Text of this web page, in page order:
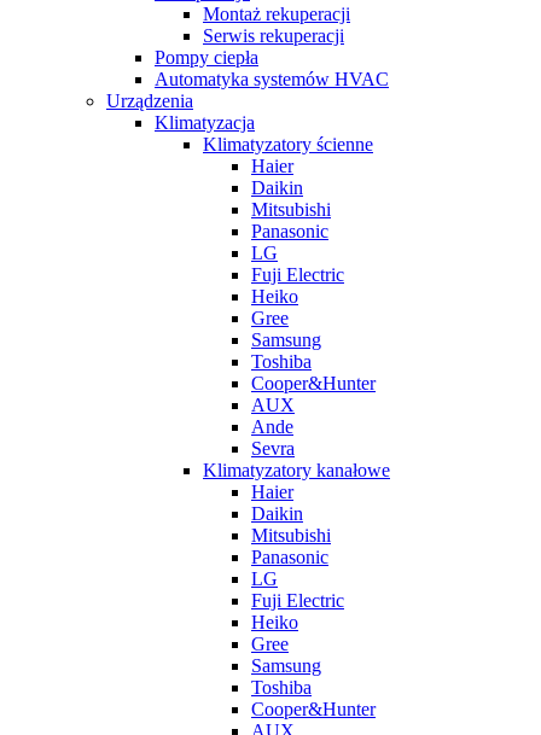
Montaż rekuperacji
Serwis rekuperacji
Pompy ciepła
Automatyka systemów HVAC
Urządzenia
Klimatyzacja
Klimatyzatory ścienne
Haier
Daikin
Mitsubishi
Panasonic
LG
Fuji Electric
Heiko
Gree
Samsung
Toshiba
Cooper&Hunter
AUX
Ande
Sevra
Klimatyzatory kanałowe
Haier
Daikin
Mitsubishi
Panasonic
LG
Fuji Electric
Heiko
Gree
Samsung
Toshiba
Cooper&Hunter